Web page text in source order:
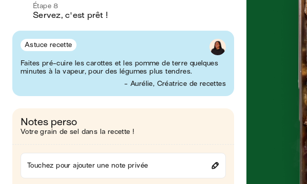
Étape 8
Servez, c'est prêt !
Astuce recette
Faites pré-cuire les carottes et les pomme de terre quelques
minutes à la vapeur, pour des légumes plus tendres.
- Aurélie, Créatrice de recettes
Notes perso
Votre grain de sel dans la recette !
Touchez pour ajouter une note privée